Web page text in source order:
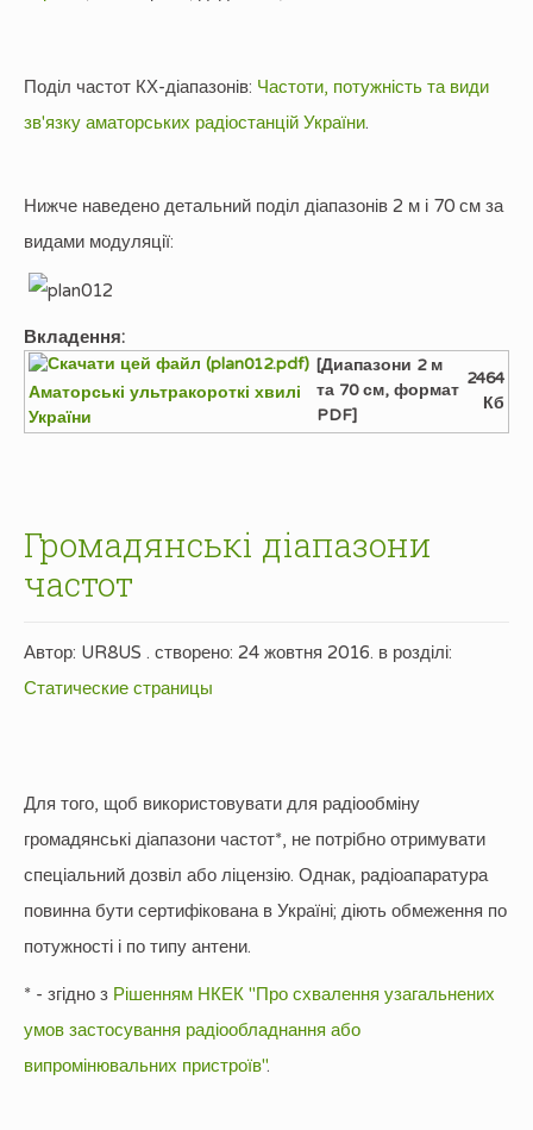
Поділ частот КХ-діапазонів: Частоти, потужність та види
зв'язку аматорських радіостанцій України.
Нижче наведено детальний поділ діапазонів 2 м і 70 см за
видами модуляції:
Вкладення:
Аматорські ультракороткі хвилі
України
[Диапазони 2 м
та 70 см, формат
PDF]
2464
Кб
Громадянські діапазони
частот
Автор: UR8US . створено: 24 жовтня 2016. в розділі:
Статические страницы
Для того, щоб використовувати для радіообміну
громадянські діапазони частот*, не потрібно отримувати
спеціальний дозвіл або ліцензію. Однак, радіоапаратура
повинна бути сертифікована в Україні; діють обмеження по
потужності і по типу антени.
* - згідно з Рішенням НКЕК "Про схвалення узагальнених
умов застосування радіообладнання або
випромінювальних пристроїв".